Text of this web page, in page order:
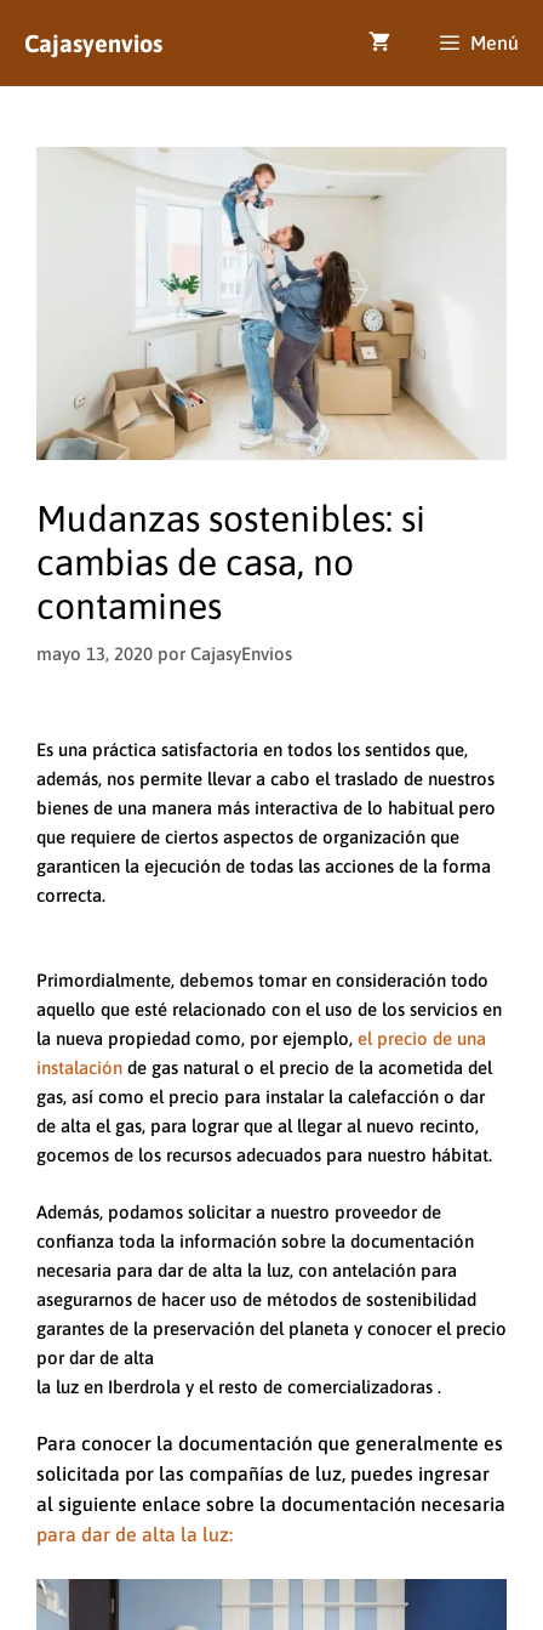
Cajasyenvios Menú
Mudanzas sostenibles: si
cambias de casa, no
contamines
mayo 13, 2020 porCajasyEnvios
Es una práctica satisfactoria en todos los sentidos que,
además, nos permite llevar a cabo el traslado de nuestros
bienes de una manera más interactiva de lo habitual pero
que requiere de ciertos aspectos de organización que
garanticen la ejecución de todas las acciones de la forma
correcta.
Primordialmente, debemos tomar en consideración todo
aquello que esté relacionado con el uso de los servicios en
la nueva propiedad como, por ejemplo, el precio de una
instalación de gas natural o el precio de la acometida del
gas, así como el precio para instalar la calefacción o dar
de alta el gas, para lograr que al llegar al nuevo recinto,
gocemos de los recursos adecuados para nuestro hábitat.
Además, podamos solicitar a nuestro proveedor de
confianza toda la información sobre la documentación
necesaria para dar de alta la luz, con antelación para
asegurarnos de hacer uso de métodos de sostenibilidad
garantes de la preservación del planeta y conocer el precio
por dar de alta
la luz en Iberdrola y el resto de comercializadoras .
Para conocer la documentación que generalmente es
solicitada por las compañías de luz, puedes ingresar
al siguiente enlace sobre la documentación necesaria
para dar de alta la luz: